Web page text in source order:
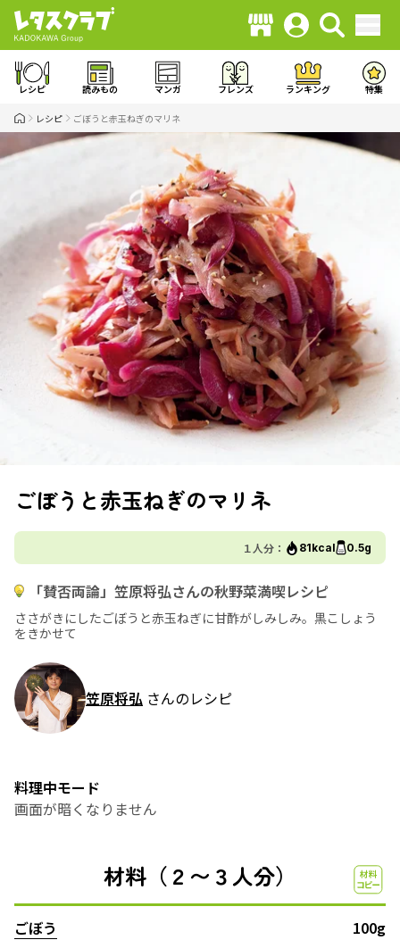
レシピ 読みもの マンガ フレンズ ランキング 特集
レシピ ごぼうと赤玉ねぎのマリネ
ごぼうと赤玉ねぎのマリネ
１人分： 81kcal 0.5g
「賛否両論」笠原将弘さんの秋野菜満喫レシピ
ささがきにしたごぼうと赤玉ねぎに甘酢がしみしみ。黒こしょう
をきかせて
笠原将弘 さんのレシピ
料理中モード
画面が暗くなりません
材料（２〜３人分）
ごぼう
100g